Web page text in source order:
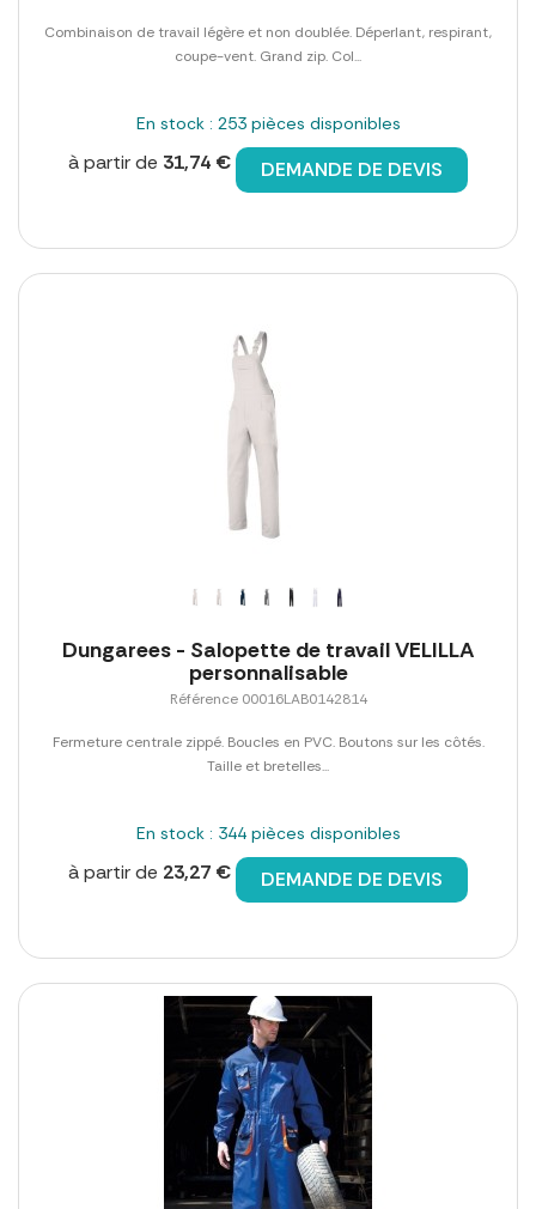
Combinaison de travail légère et non doublée. Déperlant, respirant,
coupe-vent. Grand zip. Col...
En stock : 253 pièces disponibles
à partir de 31,74 € DEMANDE DE DEVIS
Dungarees - Salopette de travail VELILLA
personnalisable
Référence 00016LAB0142814
Fermeture centrale zippé. Boucles en PVC. Boutons sur les côtés.
Taille et bretelles...
En stock : 344 pièces disponibles
à partir de 23,27 € DEMANDE DE DEVIS